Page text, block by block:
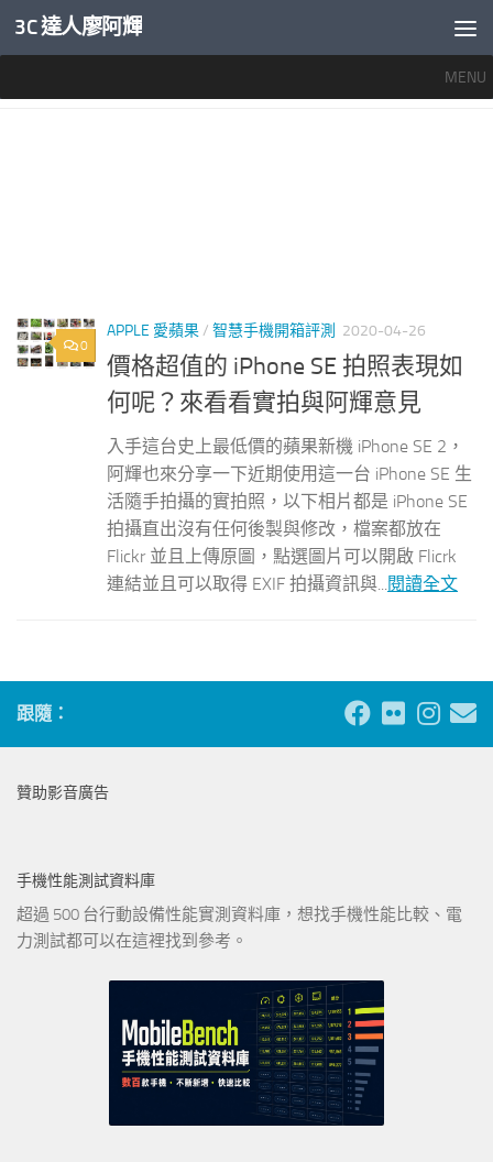
內文下方
3C 達人廖阿輝
MENU
0
APPLE 愛蘋果/ 智慧手機開箱評測 2020-04-26
價格超值的 iPhone SE 拍照表現如
何呢？來看看實拍與阿輝意見
入手這台史上最低價的蘋果新機 iPhone SE 2，
阿輝也來分享一下近期使用這一台 iPhone SE 生
活隨手拍攝的實拍照，以下相片都是 iPhone SE
拍攝直出沒有任何後製與修改，檔案都放在
Flickr 並且上傳原圖，點選圖片可以開啟 Flicrk
連結並且可以取得 EXIF 拍攝資訊與...閱讀全文
跟隨：
贊助影音廣告
手機性能測試資料庫
超過 500 台行動設備性能實測資料庫，想找手機性能比較、電
力測試都可以在這裡找到參考。